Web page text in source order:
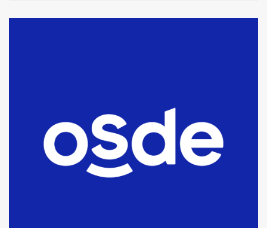
fueron detenidos por
comercialización de drogas en la
tarde del sábado
T.Lauquen: se vendió el edificio de
lo que fue la planta Industrial del